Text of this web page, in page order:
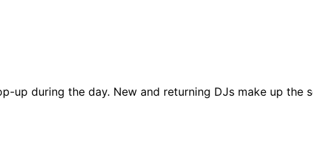
up during the day. New and returning DJs make up the